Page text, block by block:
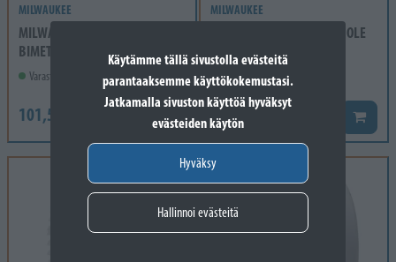
Käytämme tällä sivustolla evästeitä
parantaaksemme käyttökokemustasi.
Jatkamalla sivuston käyttöä hyväksyt
evästeiden käytön
Hyväksy
Hallinnoi evästeitä
MILWAUKEE
MILWAUKEE REIKÄSAHA
BIMETALLI HD 133MM
Varastossa
101,50 € Lisää koriin
MILWAUKEE
MILWAUKEE REIKÄSAHA HOLE
DOZER 10 OS.
Varastossa
195,20 € Lisää